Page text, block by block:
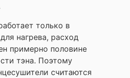
только в
нагрева, расход
примерно половине
тэна. Поэтому
считаются